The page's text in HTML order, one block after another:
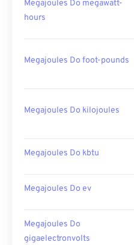
Megajoules Do megawatt-
hours
Megajoules Do foot-pounds
Megajoules Do kilojoules
Megajoules Do kbtu
Megajoules Do ev
Megajoules Do
gigaelectronvolts